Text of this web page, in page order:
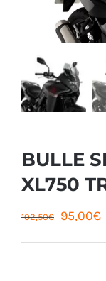
BULLE
XL750
102,50€
Le
95,00€Le